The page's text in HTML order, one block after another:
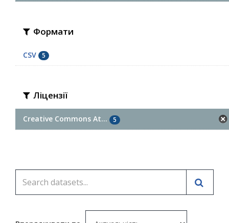
Формати
CSV 5
Ліцензії
Creative Commons At... 5